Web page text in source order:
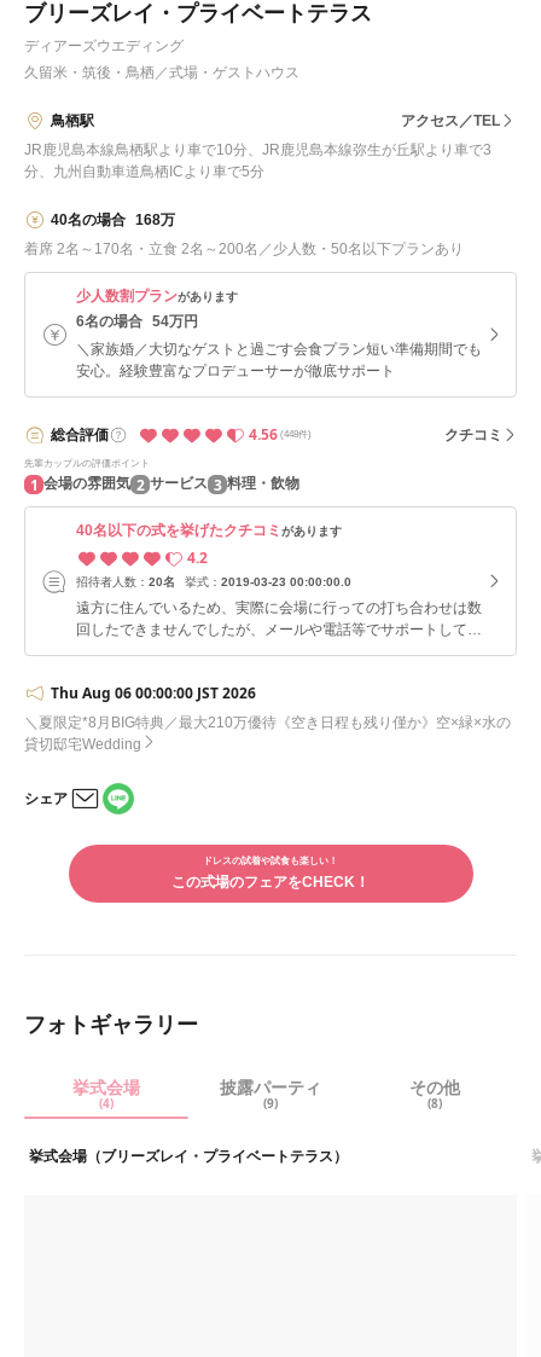
ブリーズレイ・プライベートテラス
ディアーズウエディング
久留米・筑後・鳥栖 ／式場・ゲストハウス
鳥栖駅
アクセス／TEL
JR鹿児島本線鳥栖駅より車で10分、JR鹿児島本線弥生が丘駅より車で3
分、九州自動車道鳥栖ICより車で5分
40名の場合 168万
着席 2名～170名・立食 2名～200名／少人数・50名以下プランあり
少人数割プランがあります
6名の場合 54万円
＼家族婚／大切なゲストと過ごす会食プラン短い準備期間でも
安心。経験豊富なプロデューサーが徹底サポート
総合評価 4.56 (448件) クチコミ
先輩カップルの評価ポイント
1 会場の雰囲気 2 サービス 3 料理・飲物
40名以下の式を挙げたクチコミ があります
4.2
招待者人数： 20名 挙式： 2019-03-23 00:00:00.0
遠方に住んでいるため、実際に会場に行っての打ち合わせは数
回したできませんでしたが、メールや電話等でサポートしても
らい、自分たちの理想通りの結婚式を行うことができました。
Thu Aug 06 00:00:00 JST 2026
＼夏限定*8月BIG特典／最大210万優待《空き日程も残り僅か》空×緑×水の
貸切邸宅Wedding
シェア
ルで
シェ
アす
る
で
ドレスの試着や試食も楽しい！
この式場のフェアをCHECK！
フォトギャラリー
挙式会場
(4)
披露パーティ
(9)
その他
(8)
挙式会場（ブリーズレイ・プライベートテラス）